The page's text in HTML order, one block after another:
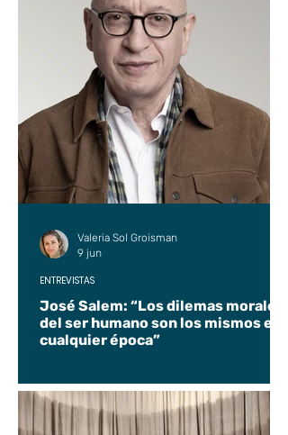
José Salem: “Los dilemas morales
del ser humano son los mismos en
cualquier época”
ENTREVISTAS
Valeria Sol Groisman
9 jun